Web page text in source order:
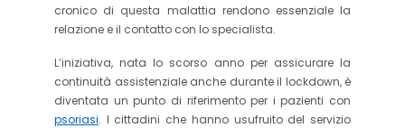
cronico di questa malattia rendono essenziale la
relazione e il contatto con lo specialista.
L’iniziativa, nata lo scorso anno per assicurare la
continuità assistenziale anche durante il lockdown, è
diventata un punto di riferimento per i pazienti con
psoriasi. I cittadini che hanno usufruito del servizio